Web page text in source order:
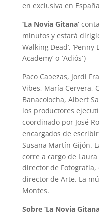
en exclusiva en
‘La Novia Gitana’
minutos y estará
Walking Dead’, ‘Penny
Academy’ o `Adiós´)
Paco Cabezas, Jordi
Vibes, María Cervera,
Banacolocha, Albert
los productores
coordinado por José
encargados de
Susana Martín Gijón.
corre a cargo de
director de Fotografía,
director de Arte. La
Montes.
Sobre ‘La Novia